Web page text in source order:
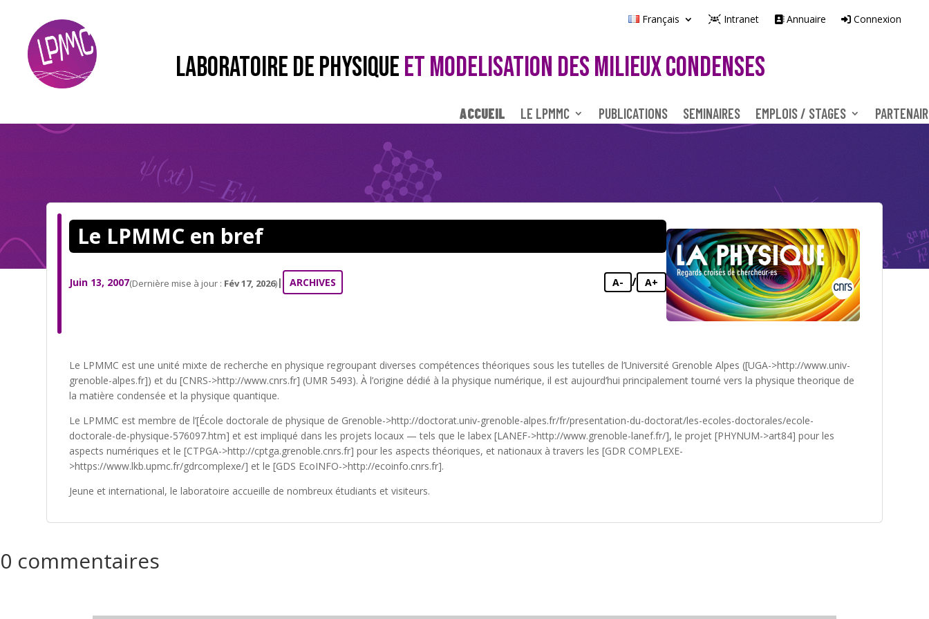
Français Intranet Annuaire Connexion
LABORATOIRE DE PHYSIQUEET MODELISATION DES MILIEUX CONDENSES
ACCUEIL LE LPMMC PUBLICATIONS SEMINAIRES EMPLOIS / STAGES
Le LPMMC en bref
Juin 13, 2007(Dernière mise à jour : Fév 17, 2026)| ARCHIVES A- / A+
Le LPMMC est une unité mixte de recherche en physique regroupant diverses compétences théoriques sous les tutelles de l’Université Grenoble Alpes ([UGA->http://www.univ-
grenoble-alpes.fr]) et du [CNRS->http://www.cnrs.fr] (UMR 5493). À l’origine dédié à la physique numérique, il est aujourd’hui principalement tourné vers la physique theorique de
la matière condensée et la physique quantique.
Le LPMMC est membre de l’[École doctorale de physique de Grenoble->http://doctorat.univ-grenoble-alpes.fr/fr/presentation-du-doctorat/les-ecoles-doctorales/ecole-
doctorale-de-physique-576097.htm] et est impliqué dans les projets locaux — tels que le labex [LANEF->http://www.grenoble-lanef.fr/], le projet [PHYNUM->art84] pour les
aspects numériques et le [CTPGA->http://cptga.grenoble.cnrs.fr] pour les aspects théoriques, et nationaux à travers les [GDR COMPLEXE-
>https://www.lkb.upmc.fr/gdrcomplexe/] et le [GDS EcoINFO->http://ecoinfo.cnrs.fr].
Jeune et international, le laboratoire accueille de nombreux étudiants et visiteurs.
0 commentaires